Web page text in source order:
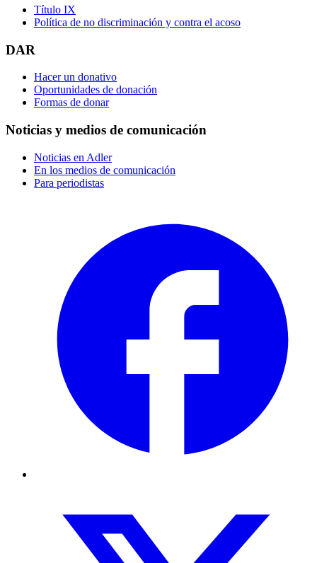
Título IX
Política de no discriminación y contra el acoso
DAR
Hacer un donativo
Oportunidades de donación
Formas de donar
Noticias y medios de comunicación
Noticias en Adler
En los medios de comunicación
Para periodistas